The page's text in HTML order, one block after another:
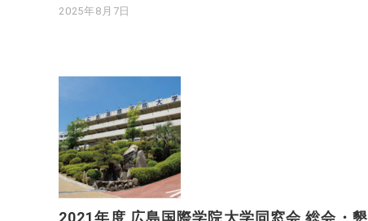
2025年8月7日
2021年度 広島国際学院大学同窓会 総会・懇